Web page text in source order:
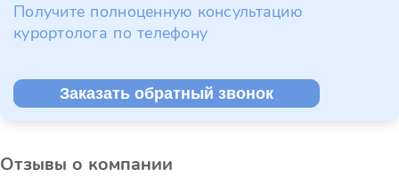
Получите полноценную консультацию
курортолога по телефону
Заказать обратный звонок
Отзывы о компании